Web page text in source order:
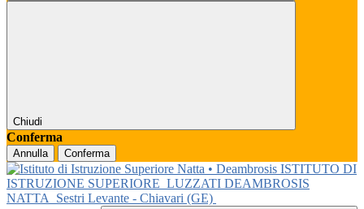
Chiudi
Conferma
Annulla Conferma
ISTITUTO DI
ISTRUZIONE SUPERIORE LUZZATI DEAMBROSIS
NATTA
Sestri Levante - Chiavari (GE)